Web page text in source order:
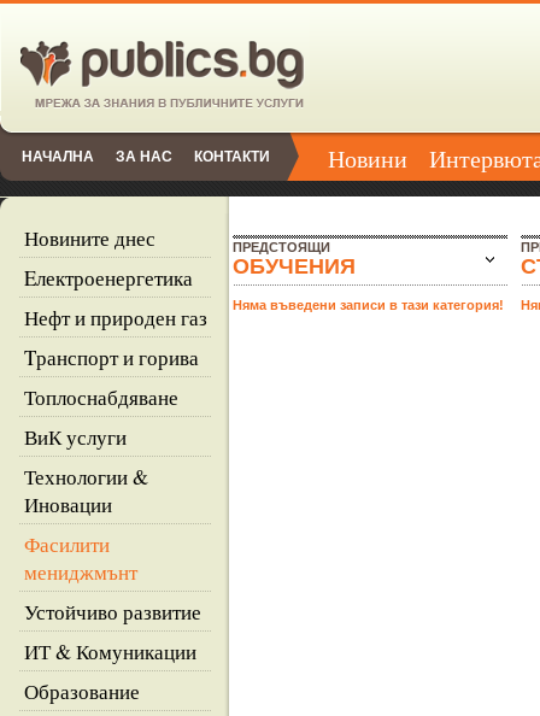
НАЧАЛНА ЗА НАС КОНТАКТИ Новини
Новините днес
Eлектроенергетика
Нефт и природен газ
Tранспорт и горива
Топлоснабдяване
ВиК услуги
Технологии &
Иновации
Фасилити
мениджмънт
Устойчиво развитие
ИТ & Комуникации
Образование
ПРЕДСТОЯЩИ
ОБУЧЕНИЯ
Няма въведени записи в тази категория!